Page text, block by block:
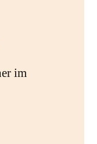
im